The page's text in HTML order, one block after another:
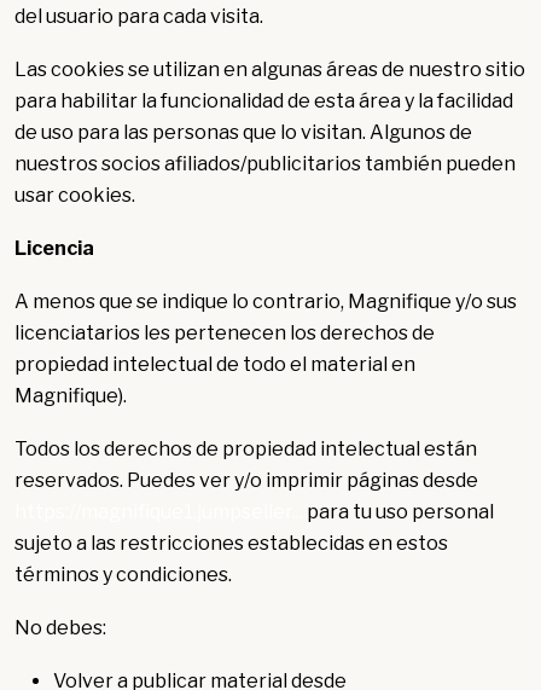
del usuario para cada visita.
Las cookies se utilizan en algunas áreas de nuestro sitio
para habilitar la funcionalidad de esta área y la facilidad
de uso para las personas que lo visitan. Algunos de
nuestros socios afiliados/publicitarios también pueden
usar cookies.
Licencia
A menos que se indique lo contrario, Magnifique y/o sus
licenciatarios les pertenecen los derechos de
propiedad intelectual de todo el material en
Magnifique).
Todos los derechos de propiedad intelectual están
reservados. Puedes ver y/o imprimir páginas desde
para tu uso personal
sujeto a las restricciones establecidas en estos
términos y condiciones.
No debes:
Volver a publicar material desde